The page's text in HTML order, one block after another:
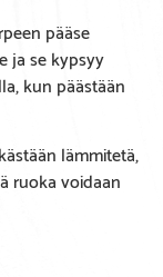
pääse
ja se kypsyy
kun päästään
lämmitetä,
ruoka voidaan